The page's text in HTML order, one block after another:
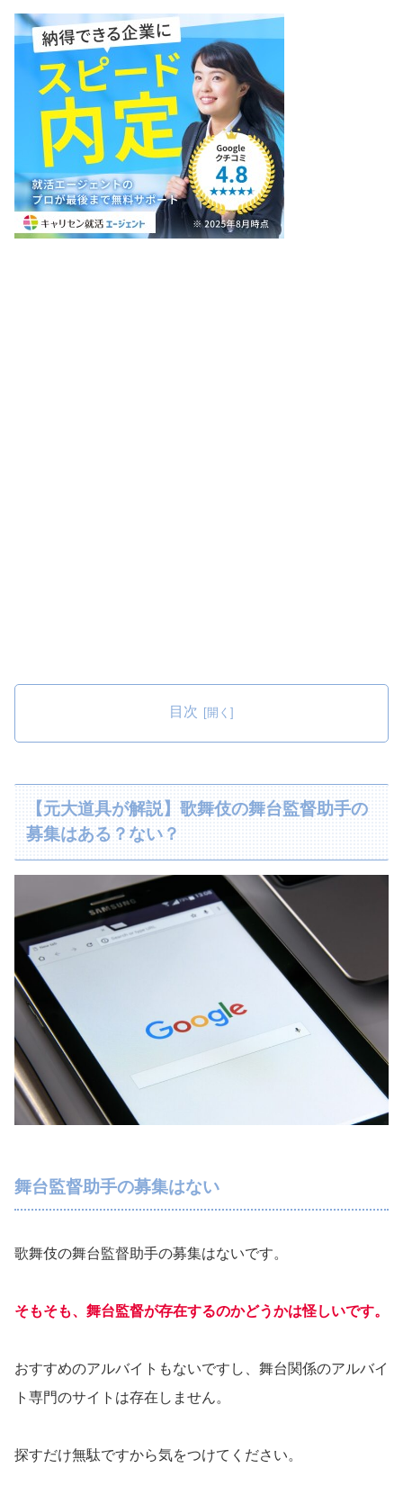
目次
【元大道具が解説】歌舞伎の舞台監督助手の
募集はある？ない？
舞台監督助手の募集はない
歌舞伎の舞台監督助手の募集はないです。
そもそも、舞台監督が存在するのかどうかは怪しいです。
おすすめのアルバイトもないですし、舞台関係のアルバイ
ト専門のサイトは存在しません。
探すだけ無駄ですから気をつけてください。